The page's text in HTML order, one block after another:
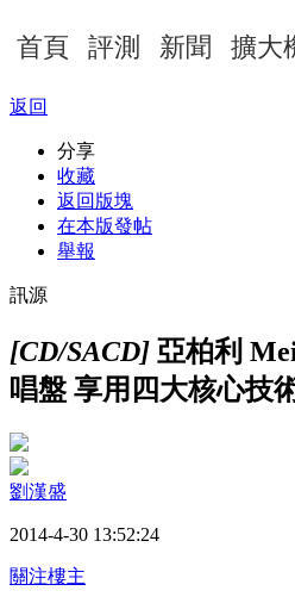
首頁 評測 新聞 擴大
返回
分享
收藏
返回版塊
在本版發帖
舉報
訊源
[CD/SACD] 亞柏利
唱盤 享用四大核心技
劉漢盛
2014-4-30 13:52:24
關注樓主